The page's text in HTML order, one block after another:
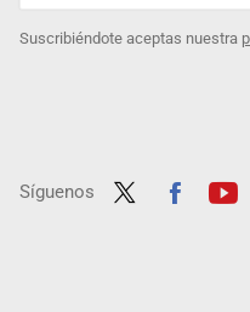
Suscribiéndote aceptas nuestra
Síguenos